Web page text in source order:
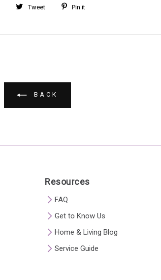
Tweet Pin it
BACK
Resources
FAQ
Get to Know Us
Home & Living Blog
Service Guide